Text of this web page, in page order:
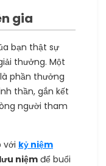
gia
bạn thật sự
thưởng. Một
phần thưởng
thần, gắn kết
người tham
với kỷ niệm
niệmđể buổi